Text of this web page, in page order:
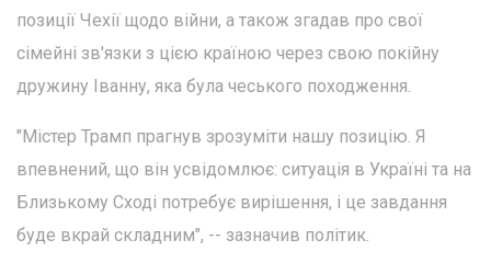
позиції Чехії щодо війни, а також згадав про свої
сімейні зв'язки з цією країною через свою покійну
дружину Іванну, яка була чеського походження.
"Містер Трамп прагнув зрозуміти нашу позицію. Я
впевнений, що він усвідомлює: ситуація в Україні та на
Близькому Сході потребує вирішення, і це завдання
буде вкрай складним", -- зазначив політик.